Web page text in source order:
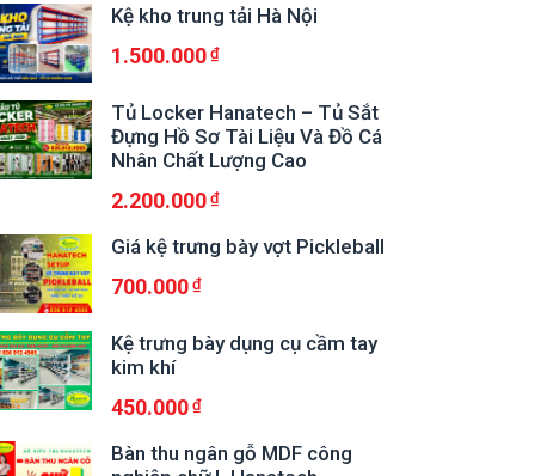
Kệ kho trung tải Hà Nội
1.500.000
Tủ Locker Hanatech – Tủ Sắt
Đựng Hồ Sơ Tài Liệu Và Đồ Cá
Nhân Chất Lượng Cao
2.200.000
Giá kệ trưng bày vợt Pickleball
700.000
Kệ trưng bày dụng cụ cầm tay
kim khí
450.000
Bàn thu ngân gỗ MDF công